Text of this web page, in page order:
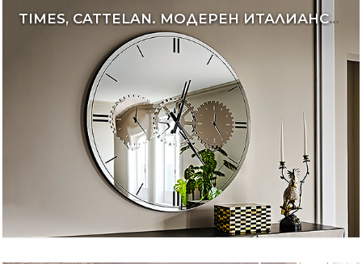
TIMES, CATTELAN. МОДЕРЕН ИТАЛИАНСКИ ЧАСОВНИК С ОГЛЕДАЛЕН ЦИФЕРБЛАТ.